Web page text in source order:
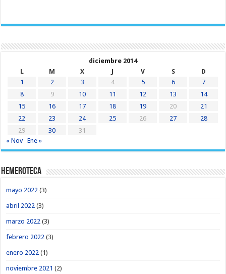
diciembre 2014
L
M X J V S
D
1
2 3 4 5 6
7
8
9 10 11 12 13
14
15
16 17 18 19 20
21
22
23 24 25 26 27
28
29
30
31
« Nov
Ene »
Hemeroteca
mayo 2022 (3)
abril 2022 (3)
marzo 2022 (3)
febrero 2022 (3)
enero 2022 (1)
noviembre 2021 (2)